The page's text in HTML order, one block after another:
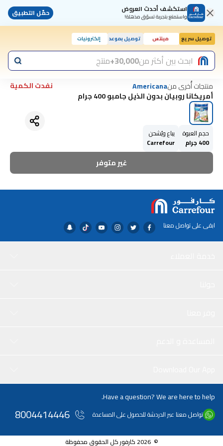
استكشف أحدث العروض
واستمتع بتجربة تسوّق مذهلة! حمّل التطبيق
توصيل سريع مينتس توصيل بموعد إلكترونيات
ابحث بين أكثر من30,000+ منتج
منتجات أُخرى منAmericana
نفدت الكمية
أمريكانا روبيان بدون الذيل جامبو 400 جرام
حجم العبوة
400 جرام
يباع ويُشحن
Carrefour
غير متوفر
ابقى على تواصل معنا
Have a question? We are here to help.
تواصل معنا عبر الدردشة للحصول على المساعدة 8004414446
© 2026 كارفور كل الحقوق محفوظة